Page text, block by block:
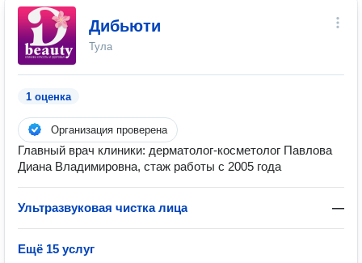
Дибьюти
Тула
1 оценка
Организация проверена
Главный врач клиники: дерматолог-косметолог Павлова
Диана Владимировна, стаж работы с 2005 года
Ультразвуковая чистка лица —
Ещё 15 услуг